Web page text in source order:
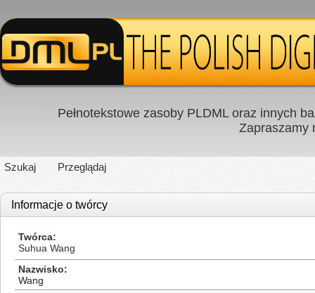
Pełnotekstowe zasoby PLDML oraz innych
Zapraszamy
Szukaj Przeglądaj
Informacje o twórcy
Twórca
Suhua Wang
Nazwisko
Wang